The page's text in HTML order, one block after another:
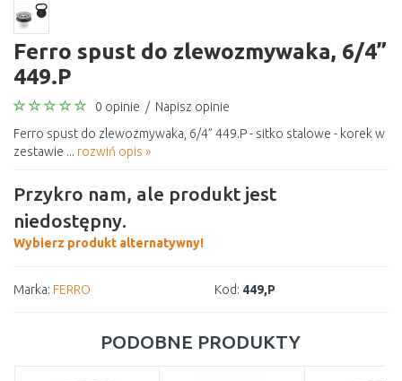
Ferro spust do zlewozmywaka, 6/4”
449.P
0 opinie / Napisz opinie
Ferro spust do zlewozmywaka, 6/4” 449.P - sitko stalowe - korek w
zestawie ... rozwiń opis »
Przykro nam, ale produkt jest
niedostępny.
Wybierz produkt alternatywny!
Marka: FERRO Kod: 449,P
PODOBNE PRODUKTY